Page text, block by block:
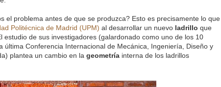
el problema antes de que se produzca? Esto es precisamente lo que
Politécnica de Madrid (UPM) al desarrollar un nuevo ladrillo que
estudio de sus investigadores (galardonado como uno de los 10
última Conferencia Internacional de Mecánica, Ingeniería, Diseño y
plantea un cambio en la geometría interna de los ladrillos